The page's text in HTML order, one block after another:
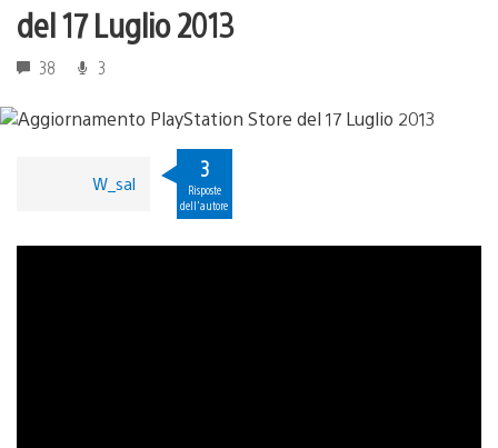
del 17 Luglio 2013
38 3
W_sal
3
Risposte
dell'autore